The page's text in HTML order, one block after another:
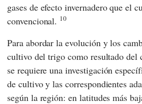
gases de efecto invernadero que el
convencional. 10
Para abordar la evolución y los
cultivo del trigo como resultado del
se requiere una investigación
de cultivo y las correspondientes
según la región: en latitudes más